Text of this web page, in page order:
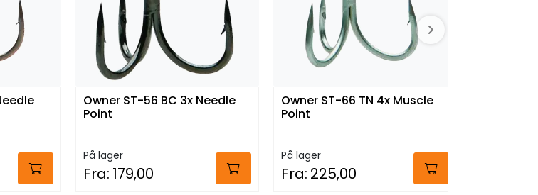
Owner ST-56 BC 3x Needle
Point
På lager
Fra: 179,00
Owner ST-66 TN 4x Muscle
Point
På lager
Fra: 225,00